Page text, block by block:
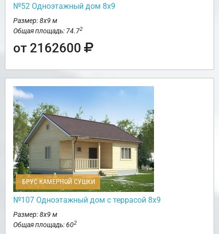
№52 Одноэтажный дом 8х9
Размер: 8х9 м
Общая площадь: 74.72
от 2162600
БРУС КАМЕРНОЙ СУШКИ
№107 Одноэтажный дом с террасой 8х9
Размер: 8х9 м
Общая площадь: 602